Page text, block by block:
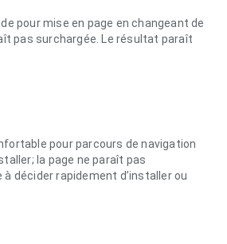
pour mise en page en changeant de
pas surchargée. Le résultat paraît
pour parcours de navigation
la page ne paraît pas
à décider rapidement d’installer ou